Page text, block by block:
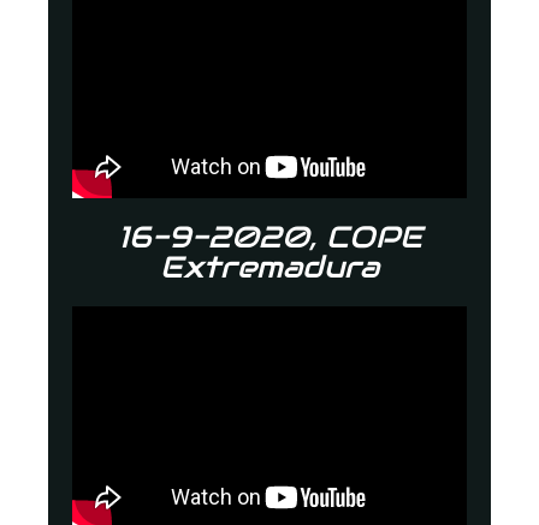
16-9-2020, COPE
Extremadura